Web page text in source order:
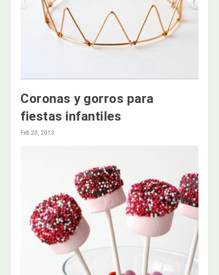
Coronas y gorros para
fiestas infantiles
Feb 20, 2013